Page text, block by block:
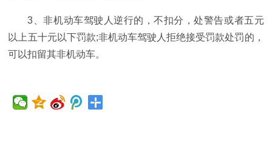
3、非机动车驾驶人逆行的，不扣分，处警告或者五元
以上五十元以下罚款;非机动车驾驶人拒绝接受罚款处罚的，
可以扣留其非机动车。